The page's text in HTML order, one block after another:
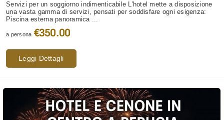
Servizi per un soggiorno indimenticabile L’hotel mette a disposizione
una vasta gamma di servizi, pensati per soddisfare ogni esigenza:
Piscina esterna panoramica ...
a persona €350.00
Leggi Dettagli